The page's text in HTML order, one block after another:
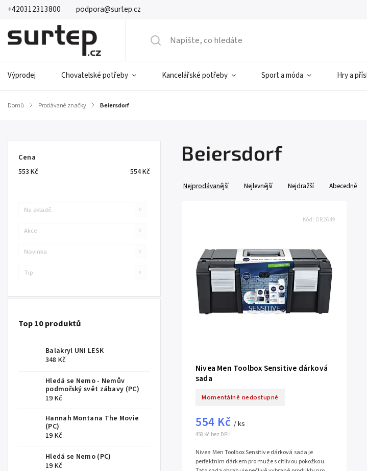
+420312313800 podpora@surtep.cz
Výprodej Chovatelské potřeby Kancelářské potřeby Sport a móda Hry a
Domů / Prodávané značky / Beiersdorf
Cena
553 Kč 554Kč
Na skladě 0
Akce 0
Novinka 0
Tip 0
Top 10 produktů
Balakryl UNI LESK
348 Kč
Hledá se Nemo - Nemův
podmořský svět zábavy (PC)
19 Kč
Hannah Montana The Movie
(PC)
19 Kč
Hledá se Nemo (PC)
19 Kč
Beiersdorf
Nejprodávanější Nejlevnější Nejdražší Abecedně
Nivea Men Toolbox Sensitive dárková
sada
Momentálně nedostupné
458 Kč bez DPH
554 Kč / ks
Nivea Men Toolbox Sensitive dárková sada je
perfektním dárkem pro muže s citlivou pokožkou.
Kód: DR2649